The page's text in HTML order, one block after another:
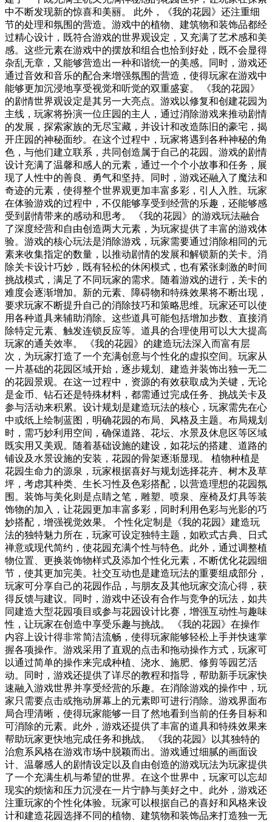
中不断发现新的惊喜和美丽。 此外，《我的花园》还注重细
节的处理和氛围的营造。游戏中的植物、建筑物和装饰品都经
过精心设计，既符合游戏的世界观设定，又充满了艺术感和美
感。这些元素在游戏中的摆放和组合也恰到好处，既不会显得
杂乱无章，又能够营造出一种和谐统一的美感。同时，游戏还
通过音效和音乐的配合来增强氛围的营造，使得玩家在游戏中
能够更加沉浸地享受视觉和听觉的双重盛宴。 《我的花园》
的剧情世界观设定是其另一大亮点。游戏以修复和创建花园为
主线，玩家将扮演一位庄园的主人，通过消除游戏来推动剧情
的发展，探索家族的无尽宝藏，并设计和改造陈旧的豪宅，揭
开庄园的神秘面纱。在这个过程中，玩家将遇到各种神秘的角
色，与他们建立联系，共同创造属于自己的花园。游戏的剧情
设计充满了温馨和感人的元素，通过一个个小故事和任务，展
现了人性中的善良、勇气和坚持。同时，游戏还融入了魔法和
奇迹的元素，使得整个世界观更加丰富多彩，引人入胜。玩家
在体验游戏的过程中，不仅能够享受到经营的乐趣，还能够感
受到剧情带来的感动和思考。 《我的花园》的游戏玩法融合
了深度经营和自由创造两大元素，为玩家提供了丰富的游戏体
验。游戏的核心玩法是消除游戏，玩家需要通过消除相同的元
素来收集指定的数量，以推动剧情的发展和解锁新的关卡。消
除关卡设计巧妙，既有轻松的休闲模式，也有紧张刺激的时间
挑战模式，满足了不同玩家的需求。随着游戏的进行，关卡的
难度会逐渐增加。新的元素、障碍物和特殊效果将不断出现，
要求玩家不断提升自己的消除技巧和策略思维。玩家还可以使
用各种道具来辅助消除。这些道具可能包括增加步数、直接消
除特定元素、触发连锁反应等。道具的合理使用可以大大提高
玩家的通关效率。 《我的花园》的建造玩法深入而富有层
次，为玩家打造了一个充满创意与个性化的虚拟空间。玩家从
一片基础的花园区域开始，逐步规划、建造并装饰出独一无二
的花园景观。在这一过程中，资源的有效获取成为关键，无论
是金币、钻石还是特殊材料，都需通过完成任务、挑战关卡及
参与活动来积累。设计规划是建造玩法的核心，玩家需先在心
中或纸上绘制蓝图，明确花园的布局、风格及主题。布局规划
时，需巧妙利用空间，确保道路、花坛、水景及休息区等区域
既实用又美观。随着基础设施的建设，如花坛的搭建、道路的
铺设及水景设施的安装，花园的骨架逐渐显现。 植物种植是
花园生命力的源泉，玩家根据喜好与规划选择花卉、树木及草
坪，考虑其种类、生长习性及色彩搭配，以营造理想的花园氛
围。装饰与美化则是点睛之笔，雕塑、喷泉、座椅及灯具等装
饰物的加入，让花园更加丰富多彩，同时利用色彩与光影的巧
妙搭配，增强视觉效果。 个性化定制是《我的花园》建造玩
法的独特魅力所在，玩家可设定独特主题，如欧式古典、日式
禅意或现代简约，使花园充满个性与特色。此外，通过调整植
物位置、更换装饰物样式及添加个性化元素，不断优化花园细
节，使其更加完美。社交互动也是建造玩法的重要组成部分，
玩家可分享自己的花园作品，与朋友及其他玩家交流心得，获
得反馈与建议。同时，游戏中还设有合作与竞争的玩法，如共
同建造大型花园项目或参与花园设计比赛，增强互动性与趣味
性，让玩家在创造中享受乐趣与挑战。 《我的花园》在操作
内容上设计得非常简洁流畅，使得玩家能够轻松上手并快速掌
握各项操作。游戏采用了直观的点击和拖动操作方式，玩家可
以通过简单的操作来完成种植、浇水、施肥、修剪等园艺活
动。同时，游戏还提供了详尽的教程和指导，帮助新手玩家快
速融入游戏世界并享受经营的乐趣。在消除游戏的操作中，玩
家只需要点击或拖动屏幕上的元素即可进行消除。游戏界面布
局合理清晰，使得玩家能够一目了然地看到当前的任务目标和
可消除的元素。此外，游戏还提供了丰富的道具和特殊效果来
帮助玩家更快地完成任务和挑战。 《我的花园》以其独特的
治愈系风格在游戏市场中脱颖而出。游戏通过细腻的画面设
计、温馨感人的剧情设定以及自由创造的游戏玩法为玩家提供
了一个充满生机与希望的世界。在这个世界中，玩家可以忘却
现实的烦恼和压力沉浸在一片宁静与美好之中。此外，游戏还
注重玩家的个性化体验。玩家可以根据自己的喜好和风格来设
计和建造花园选择不同的植物、建筑物和装饰品来打造独一无